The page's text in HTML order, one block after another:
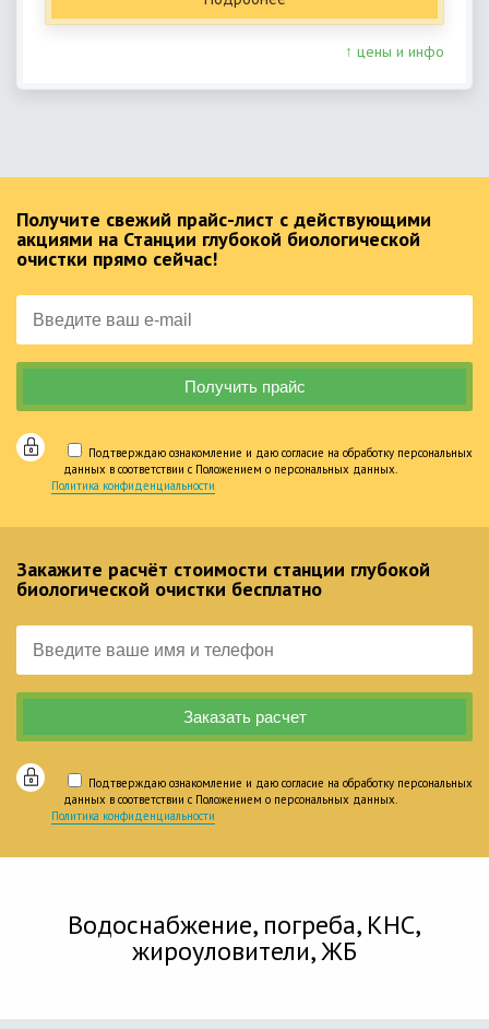
↑ цены и инфо
Получите свежий прайс-лист с действующими
акциями на Станции глубокой биологической
очистки прямо сейчас!
Подтверждаю ознакомление и даю согласие на обработку персональных
данных в соответствии с Положением о персональных данных.
Политика конфиденциальности
Закажите расчёт стоимости станции глубокой
биологической очистки бесплатно
Подтверждаю ознакомление и даю согласие на обработку персональных
данных в соответствии с Положением о персональных данных.
Политика конфиденциальности
Водоснабжение, погреба, КНС,
жироуловители, ЖБ